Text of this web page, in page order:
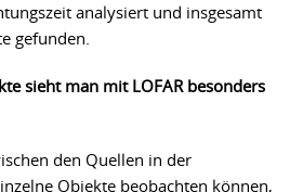
analysiert und insgesamt
gefunden.
sieht man mit LOFAR besonders
den Quellen in der
Objekte beobachten können,